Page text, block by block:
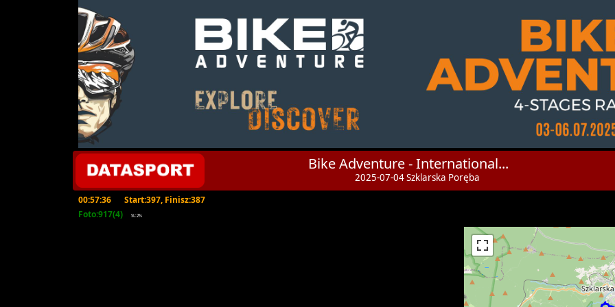
Bike Adventure - International...
2025-07-04 Szklarska Poręba
00:57:36
Start:397, Finisz:387
Foto:917(4)
SL:2%